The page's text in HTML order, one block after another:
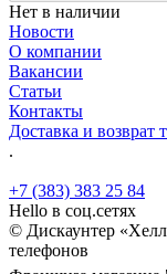
Нет в наличии
Новости
О компании
Вакансии
Статьи
Контакты
Доставка и возврат
.
+7 (383) 383 25 84
Hello в соц.сетях
© Дискаунтер
телефонов